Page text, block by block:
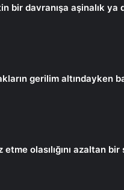
bir davranışa aşinalık ya
gerilim altındayken
olasılığını azaltan